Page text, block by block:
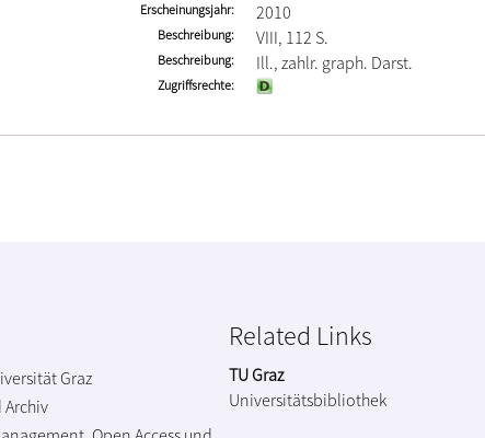
Erscheinungsjahr 2010
Beschreibung VIII, 112 S.
Beschreibung Ill., zahlr. graph. Darst.
Zugriffsrechte
Graz
Related Links
TU Graz
Universitätsbibliothek